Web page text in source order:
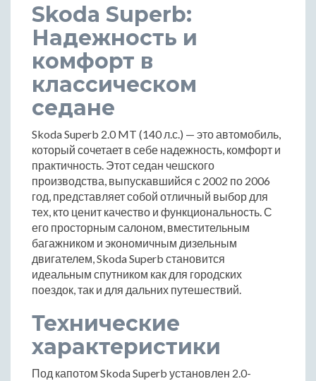
Skoda Superb:
Надежность и
комфорт в
классическом
седане
Skoda Superb 2.0 MT (140 л.с.) — это автомобиль,
который сочетает в себе надежность, комфорт и
практичность. Этот седан чешского
производства, выпускавшийся с 2002 по 2006
год, представляет собой отличный выбор для
тех, кто ценит качество и функциональность. С
его просторным салоном, вместительным
багажником и экономичным дизельным
двигателем, Skoda Superb становится
идеальным спутником как для городских
поездок, так и для дальних путешествий.
Технические
характеристики
Под капотом Skoda Superb установлен 2.0-